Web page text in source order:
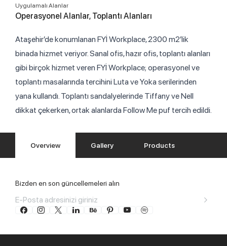
Uygulamalı Alanlar
Operasyonel Alanlar, Toplantı Alanları
Ataşehir’de konumlanan FYİ Workplace, 2300 m2’lik
binada hizmet veriyor. Sanal ofis, hazır ofis, toplantı alanları
gibi birçok hizmet veren FYİ Workplace; operasyonel ve
toplantı masalarında tercihini Luta ve Yoka serilerinden
yana kullandı. Toplantı sandalyelerinde Tiffany ve Nell
dikkat çekerken, ortak alanlarda Follow Me puf tercih edildi.
Overview Gallery Products
Bizden en son güncellemeleri alın